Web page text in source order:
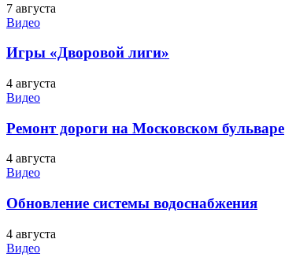
7 августа
Видео
Игры «Дворовой лиги»
4 августа
Видео
Ремонт дороги на Московском бульваре
4 августа
Видео
Обновление системы водоснабжения
4 августа
Видео